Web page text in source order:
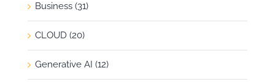
Business (31)
CLOUD (20)
Generative AI (12)